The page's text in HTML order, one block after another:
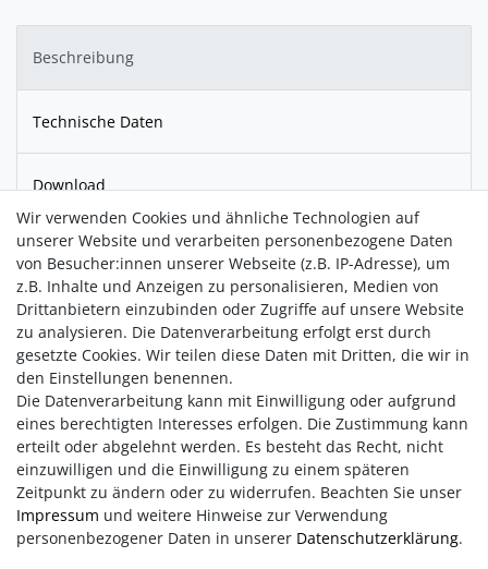
Beschreibung
Technische Daten
Download
Dieses Armband ist ein unglaublicher Begleiter für Ihren
Alltag. Die leuchtendenEdelsteine, die das Armband
schmücken, sind nicht nur reine Zierde. Jedem einzelne Stein
(ca. Ø 12 mm) wird nachgesagt, Einfluss auf Ihre Seele zu
nehmen und ist einem der siebenChakrendes Körpers
zugeordnet.
Impressum AGB Daten­schutz­erklärung
Wir verwenden Cookies und ähnliche Technologien auf
unserer Website und verarbeiten personenbezogene Daten
von Besucher:innen unserer Webseite (z.B. IP-Adresse), um
z.B. Inhalte und Anzeigen zu personalisieren, Medien von
Drittanbietern einzubinden oder Zugriffe auf unsere Website
zu analysieren. Die Datenverarbeitung erfolgt erst durch
gesetzte Cookies. Wir teilen diese Daten mit Dritten, die wir in
den Einstellungen benennen.
Die Datenverarbeitung kann mit Einwilligung oder aufgrund
eines berechtigten Interesses erfolgen. Die Zustimmung kann
erteilt oder abgelehnt werden. Es besteht das Recht, nicht
einzuwilligen und die Einwilligung zu einem späteren
Zeitpunkt zu ändern oder zu widerrufen. Beachten Sie unser
Impressum und weitere Hinweise zur Verwendung
personenbezogener Daten in unserer Daten­schutz­erklärung.